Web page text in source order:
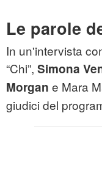
Le parole
In un'intervista
“Chi”, Simona
Morgan e Mara
giudici del